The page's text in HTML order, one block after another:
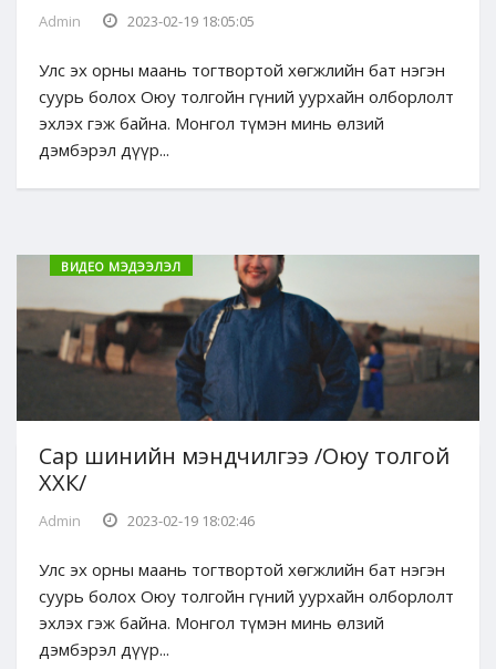
Admin 2023-02-19 18:05:05
Улс эх орны маань тогтвортой хөгжлийн бат нэгэн
суурь болох Оюу толгойн гүний уурхайн олборлолт
эхлэх гэж байна. Монгол түмэн минь өлзий
дэмбэрэл дүүр...
ВИДЕО МЭДЭЭЛЭЛ
Сар шинийн мэндчилгээ /Оюу толгой
ХХК/
Admin 2023-02-19 18:02:46
Улс эх орны маань тогтвортой хөгжлийн бат нэгэн
суурь болох Оюу толгойн гүний уурхайн олборлолт
эхлэх гэж байна. Монгол түмэн минь өлзий
дэмбэрэл дүүр...